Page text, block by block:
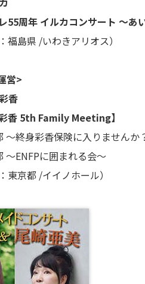
55周年 イルカコンサート ～あ
県 /いわきアリオス）
営>
香
5th Family Meeting】
彩香保険に入りませんか
に囲まれる会〜
都 /イイノホール）